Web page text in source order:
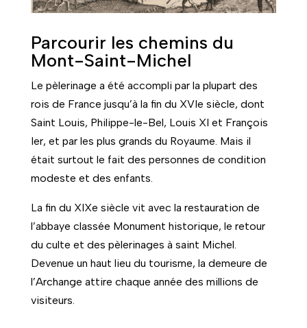
Parcourir les chemins du
Mont-Saint-Michel
Le pèlerinage a été accompli par la plupart des
rois de France jusqu’à la fin du XVIe siècle, dont
Saint Louis, Philippe-le-Bel, Louis XI et François
Ier, et par les plus grands du Royaume. Mais il
était surtout le fait des personnes de condition
modeste et des enfants.
La fin du XIXe siècle vit avec la restauration de
l’abbaye classée Monument historique, le retour
du culte et des pèlerinages à saint Michel.
Devenue un haut lieu du tourisme, la demeure de
l’Archange attire chaque année des millions de
visiteurs.